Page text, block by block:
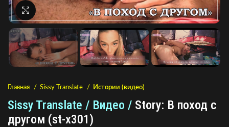
Нажмите, чтобы увеличить
Главная Sissy Translate Истории (видео)
Sissy Translate / Видео / Story: В поход с
другом (st-x301)